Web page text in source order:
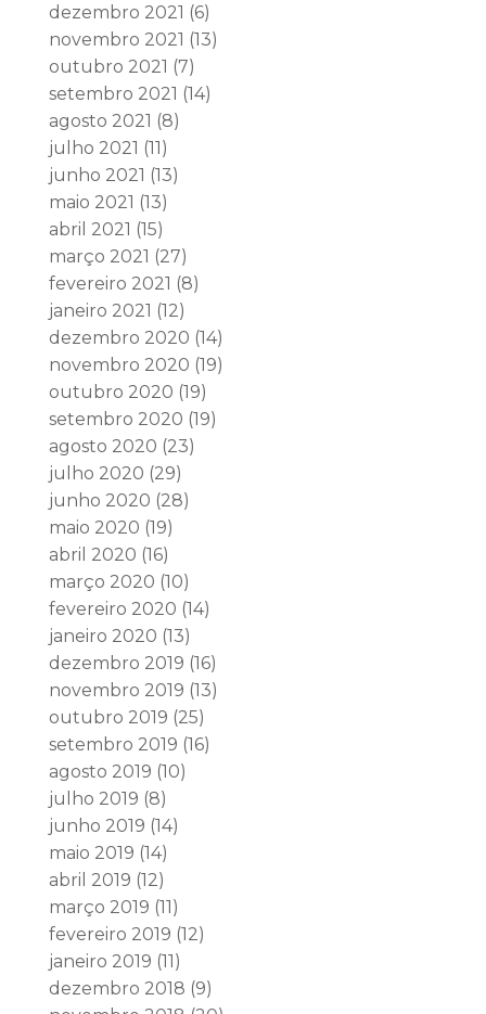
dezembro 2021 (6)
novembro 2021 (13)
outubro 2021 (7)
setembro 2021 (14)
agosto 2021 (8)
julho 2021 (11)
junho 2021 (13)
maio 2021 (13)
abril 2021 (15)
março 2021 (27)
fevereiro 2021 (8)
janeiro 2021 (12)
dezembro 2020 (14)
novembro 2020 (19)
outubro 2020 (19)
setembro 2020 (19)
agosto 2020 (23)
julho 2020 (29)
junho 2020 (28)
maio 2020 (19)
abril 2020 (16)
março 2020 (10)
fevereiro 2020 (14)
janeiro 2020 (13)
dezembro 2019 (16)
novembro 2019 (13)
outubro 2019 (25)
setembro 2019 (16)
agosto 2019 (10)
julho 2019 (8)
junho 2019 (14)
maio 2019 (14)
abril 2019 (12)
março 2019 (11)
fevereiro 2019 (12)
janeiro 2019 (11)
dezembro 2018 (9)